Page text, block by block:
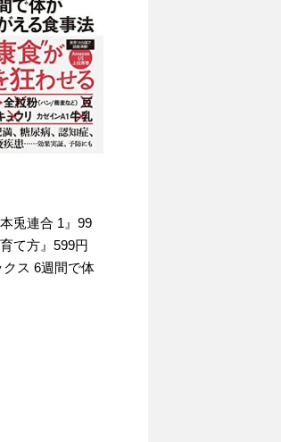
兎連合 1』99
て方』599円
ス 6週間で体